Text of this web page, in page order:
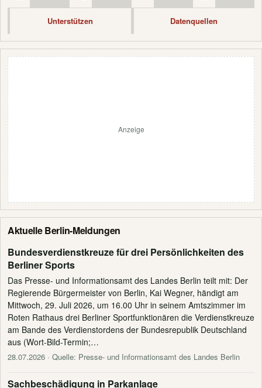
Unterstützen Datenquellen
Anzeige
Aktuelle Berlin-Meldungen
Bundesverdienstkreuze für drei Persönlichkeiten des
Berliner Sports
Das Presse- und Informationsamt des Landes Berlin teilt mit: Der
Regierende Bürgermeister von Berlin, Kai Wegner, händigt am
Mittwoch, 29. Juli 2026, um 16.00 Uhr in seinem Amtszimmer im
Roten Rathaus drei Berliner Sportfunktionären die Verdienstkreuze
am Bande des Verdienstordens der Bundesrepublik Deutschland
aus (Wort-Bild-Termin;…
28.07.2026 · Quelle: Presse- und Informationsamt des Landes Berlin
Sachbeschädigung in Parkanlage